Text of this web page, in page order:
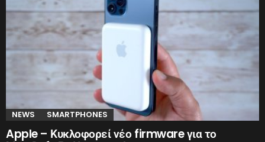
NEWS SMARTPHONES
Apple – Κυκλοφορεί νέο firmware για το